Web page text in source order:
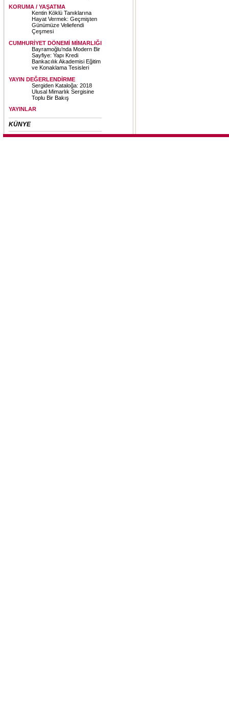
KORUMA / YAŞATMA
Kentin Köklü Tanıklarına
Hayat Vermek: Geçmişten
Günümüze Veliefendi
Çeşmesi
CUMHURİYET DÖNEMİ MİMARLIĞI
Bayramoğlu’nda Modern Bir
Sayfiye: Yapı Kredi
Bankacılık Akademisi Eğitim
ve Konaklama Tesisleri
YAYIN DEĞERLENDİRME
Sergiden Kataloğa: 2018
Ulusal Mimarlık Sergisine
Toplu Bir Bakış
YAYINLAR
KÜNYE